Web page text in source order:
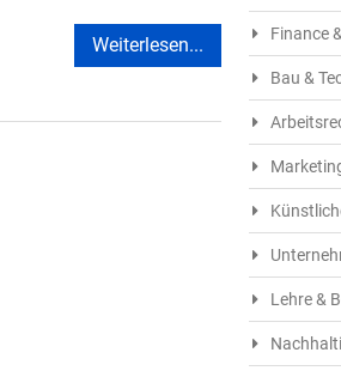
Weiterlesen...
Finance
Bau &
Lehre &